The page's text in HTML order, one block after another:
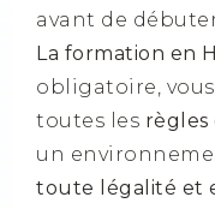
avant de
La formation en
obligatoire,
toutes les règles
un
toute légalité et